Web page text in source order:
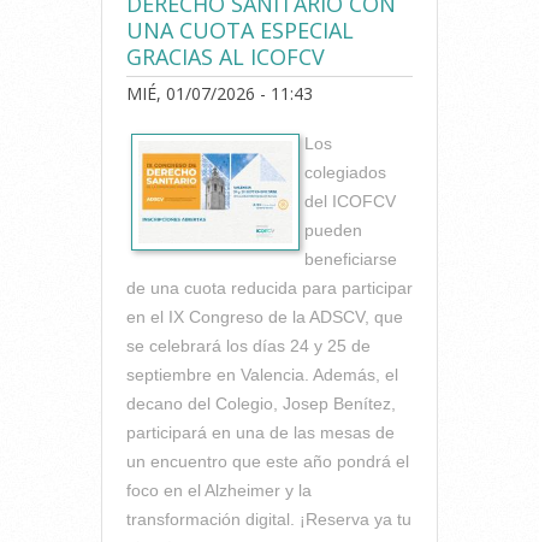
UNA CUOTA ESPECIAL
GRACIAS AL ICOFCV
MIÉ, 01/07/2026 - 11:43
Los
colegiados
del ICOFCV
pueden
beneficiarse
de una cuota reducida para participar
en el IX Congreso de la ADSCV, que
se celebrará los días 24 y 25 de
septiembre en Valencia. Además, el
decano del Colegio, Josep Benítez,
participará en una de las mesas de
un encuentro que este año pondrá el
foco en el Alzheimer y la
transformación digital. ¡Reserva ya tu